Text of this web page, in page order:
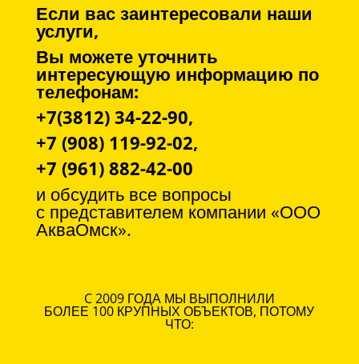
Если вас заинтересовали наши
услуги,
Вы можете уточнить
интересующую информацию по
телефонам:
+7(3812) 34-22-90,
+7 (908) 119-92-02,
+7 (961) 882-42-00
и обсудить все вопросы
с представителем компании «ООО
АкваОмск».
C 2009 ГОДА МЫ ВЫПОЛНИЛИ
БОЛЕЕ 100 КРУПНЫХ ОБЪЕКТОВ, ПОТОМУ
ЧТО: